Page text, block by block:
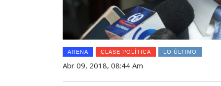
ARENA CLASE POLÍTICA LO ÚLTIMO
Abr 09, 2018, 08:44 Am